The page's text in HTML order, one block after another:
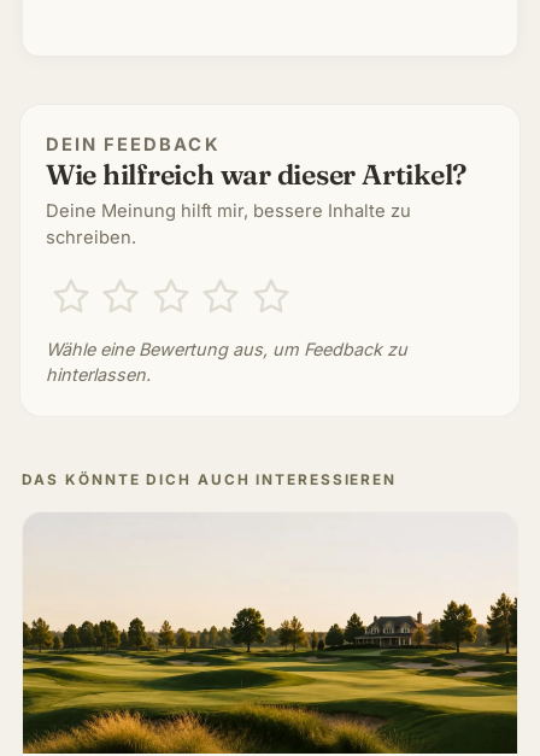
DEIN FEEDBACK
Wie hilfreich war dieser Artikel?
Deine Meinung hilft mir, bessere Inhalte zu
schreiben.
Wähle eine Bewertung aus, um Feedback zu
hinterlassen.
DAS KÖNNTE DICH AUCH INTERESSIEREN